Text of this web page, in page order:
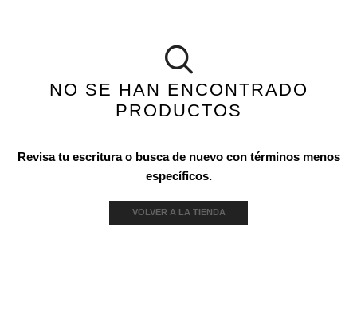
NO SE HAN ENCONTRADO
PRODUCTOS
Revisa tu escritura o busca de nuevo con términos menos
específicos.
VOLVER A LA TIENDA